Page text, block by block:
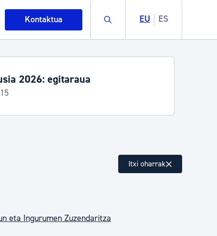
Kontaktua Buscar EU ES
eta ingurumena
2026: egitaraua
Itxi oharrak
eta Ingurumen Zuzendaritza